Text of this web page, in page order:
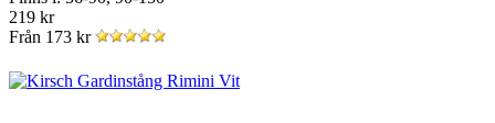
219 kr
Från 173 kr